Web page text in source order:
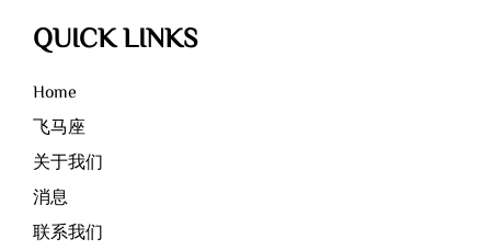
QUICK LINKS
Home
飞马座
关于我们
消息
联系我们